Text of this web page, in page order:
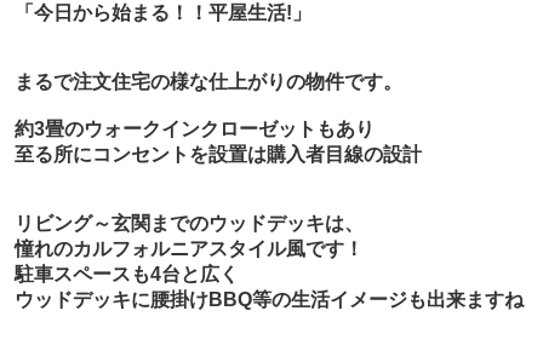
「今日から始まる！！平屋生活!」
まるで注文住宅の様な仕上がりの物件です。
約3畳のウォークインクローゼットもあり
至る所にコンセントを設置は購入者目線の設計
リビング～玄関までのウッドデッキは、
憧れのカルフォルニアスタイル風です！
駐車スペースも4台と広く
ウッドデッキに腰掛けBBQ等の生活イメージも出来ますね